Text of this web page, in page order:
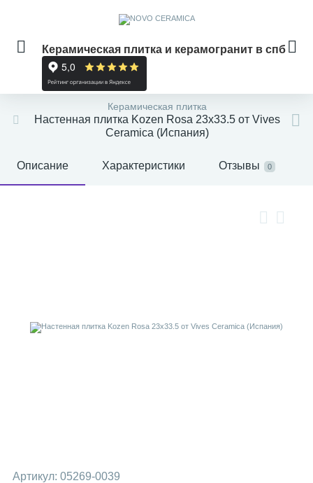
Керамическая плитка и керамогранит в спб
Керамическая плитка
Настенная плитка Kozen Rosa 23x33.5 от Vives
Ceramica (Испания)
Описание Характеристики Отзывы 0
Артикул: 05269-0039